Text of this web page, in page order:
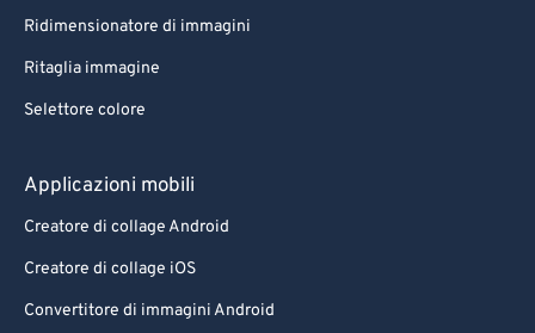
Ridimensionatore di immagini
Ritaglia immagine
Selettore colore
Applicazioni mobili
Creatore di collage Android
Creatore di collage iOS
Convertitore di immagini Android